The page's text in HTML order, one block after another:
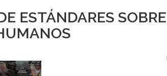
ESTÁNDARES SOBRE